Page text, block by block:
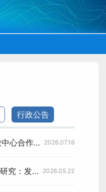
行政公告
华南理工大学电子显微中心合作研究成果在 Nature 发表 2026.07.16
韩宇教授参与 Nature 研究：发展高保真电子成像方法，可靠识别多孔材料中客体分子 2026.05.22